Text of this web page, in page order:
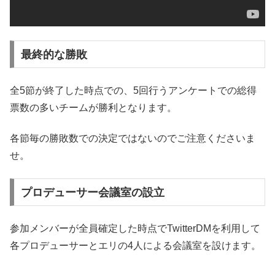
最終的な勝敗
全5節が終了した時点での、5回行うアンケートでの総得
票数の多いチームが勝利となります。
各節毎の勝敗数での決定ではないのでご注意くださいま
せ。
プロデューサー会議室の設立
参加メンバーが全員確定した時点でTwitterDMを利用して
各プロデューサーとエリの4人による会議室を設けます。